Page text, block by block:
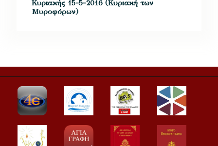
Κυριακής 15-5-2016 (Κυριακή των
Μυροφόρων)